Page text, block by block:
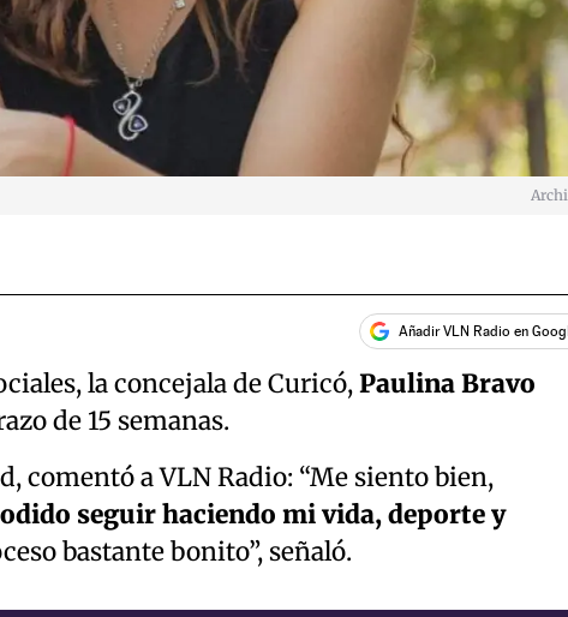
Añadir VLN Radio en
la concejala de Curicó,Paulina Bravo
de 15 semanas.
comentó a VLN Radio: “Me siento bien,
seguir haciendo mi vida, deporte y
bastante bonito”, señaló.